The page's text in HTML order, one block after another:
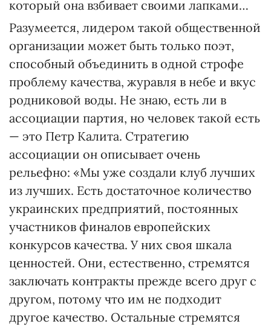
который она взбивает своими лапками…
Разумеется, лидером такой общественной
организации может быть только поэт,
способный объединить в одной строфе
проблему качества, журавля в небе и вкус
родниковой воды. Не знаю, есть ли в
ассоциации партия, но человек такой есть
— это Петр Калита. Стратегию
ассоциации он описывает очень
рельефно: «Мы уже создали клуб лучших
из лучших. Есть достаточное количество
украинских предприятий, постоянных
участников финалов европейских
конкурсов качества. У них своя шкала
ценностей. Они, естественно, стремятся
заключать контракты прежде всего друг с
другом, потому что им не подходит
другое качество. Остальные стремятся